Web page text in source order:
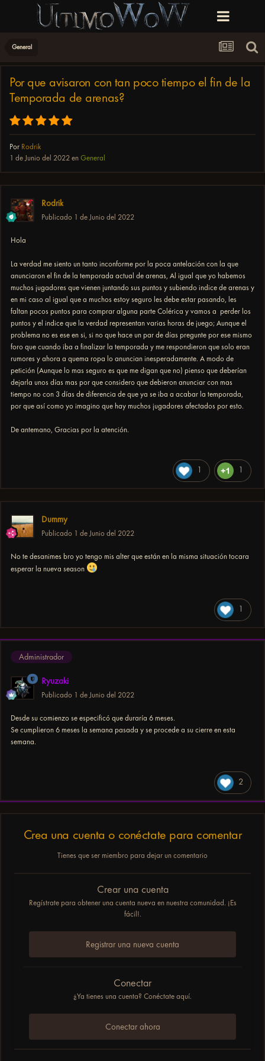
General
Por que avisaron con tan poco tiempo el fin de la
Temporada de arenas?
Por Rodrik
1 de Junio del 2022 en General
Rodrik
Publicado 1 de Junio del 2022
Hola
La verdad me siento un tanto inconforme por la poca antelación con la que
anunciaron el fin de la temporada actual de arenas, Al igual que yo habemos
muchos jugadores que vienen juntando sus puntos y subiendo indice de arenas y
en mi caso al igual que a muchos estoy seguro les debe estar pasando, les
faltan pocos puntos para comprar alguna parte Colérica y vamos a perder los
puntos y el indice que la verdad representan varias horas de juego; Aunque el
problema no es ese en si, si no que hace un par de días pregunte por ese mismo
foro que cuando iba a finalizar la temporada y me respondieron que solo eran
rumores y ahora a quema ropa lo anuncian inesperadamente. A modo de
petición (Aunque lo mas seguro es que me digan que no) pienso que deberían
dejarla unos días mas por que considero que debieron anunciar con mas
tiempo no con 3 días de diferencia de que ya se iba a acabar la temporada,
por que así como yo imagino que hay muchos jugadores afectados por esto.
De antemano, Gracias por la atención.
1 1
Dummy
Publicado 1 de Junio del 2022
No te desanimes bro yo tengo mis alter que están en la misma situación tocara
esperar la nueva season
1
Administrador
Ryuzaki
Publicado 1 de Junio del 2022
Desde su comienzo se especificó que duraría 6 meses.
Se cumplieron 6 meses la semana pasada y se procede a su cierre en esta
semana.
2
Crea una cuenta o conéctate para comentar
Tienes que ser miembro para dejar un comentario
Crear una cuenta
Regístrate para obtener una cuenta nueva en nuestra comunidad. ¡Es
fácil!.
Registrar una nueva cuenta
Conectar
¿Ya tienes una cuenta? Conéctate aquí.
Conectar ahora